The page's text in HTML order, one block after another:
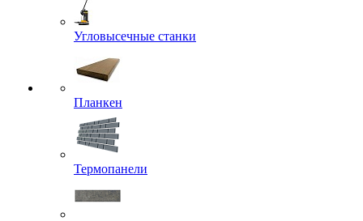
Угловысечные станки
Планкен
Термопанели